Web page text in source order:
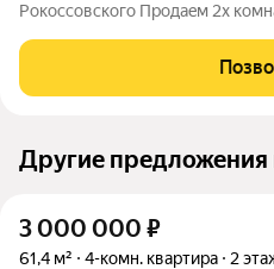
Рокоссовского Продаeм 2х
150 000 рублей. Данный дом -
состоит из раздельных
Другие предложения
3 000 000 ₽
61,4 м² 4-комн. квартира 2